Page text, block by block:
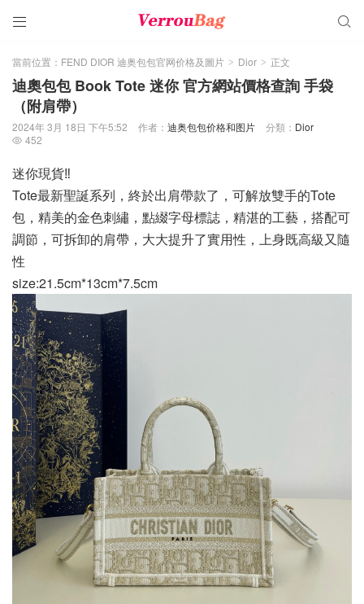
 
當前位置： FEND DIOR 迪奥包包官网价格及圖片 > Dior > 正文
迪奧包包 Book Tote 迷你 官方網站價格查詢 手袋
（附肩帶）
2024年 3月 18日 下午5:52 作者： 迪奥包包价格和图片 分類： Dior
 452
迷你現貨‼️
Tote最新聖誕系列，終於出肩帶款了，可解放雙手的Tote
包，精美的金色刺繡，點綴字母標誌，精湛的工藝，搭配可
調節，可拆卸的肩帶，大大提升了實用性，上身既高級又隨
性
size:21.5cm*13cm*7.5cm